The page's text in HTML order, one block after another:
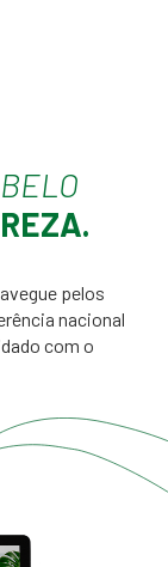
pelos
nacional
com o